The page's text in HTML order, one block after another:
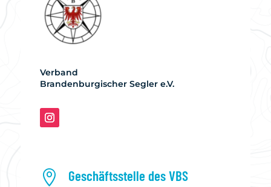
Verband
Brandenburgischer Segler e.V.
 Geschäftsstelle des VBS